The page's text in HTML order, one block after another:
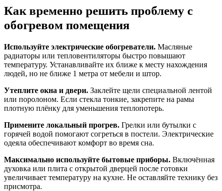
Как временно решить проблему с
обогревом помещения
Используйте электрические обогреватели. Масляные
радиаторы или тепловентиляторы быстро повышают
температуру. Устанавливайте их ближе к месту нахождения
людей, но не ближе 1 метра от мебели и штор.
Утеплите окна и двери. Заклейте щели специальной лентой
или поролоном. Если стекла тонкие, закрепите на рамы
плотную плёнку для уменьшения теплопотерь.
Примените локальный прогрев. Грелки или бутылки с
горячей водой помогают согреться в постели. Электрические
одеяла обеспечивают комфорт во время сна.
Максимально используйте бытовые приборы. Включённая
духовка или плита с открытой дверцей после готовки
увеличивает температуру на кухне. Не оставляйте технику без
присмотра.